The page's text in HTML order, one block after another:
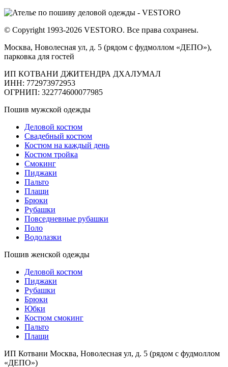
© Copyright 1993-2026 VESTORO. Все права сохранеы.
Москва, Новолесная ул, д. 5 (рядом с фудмоллом «ДЕПО»),
парковка для гостей
ИП КОТВАНИ ДЖИТЕНДРА ДХАЛУМАЛ
ИНН: 772973972953
ОГРНИП: 322774600077985
Пошив мужской одежды
Деловой костюм
Свадебный костюм
Костюм на каждый день
Костюм тройка
Смокинг
Пиджаки
Пальто
Плащи
Брюки
Рубашки
Повседневные рубашки
Поло
Водолазки
Пошив женской одежды
Деловой костюм
Пиджаки
Рубашки
Брюки
Юбки
Костюм смокинг
Пальто
Плащи
ИП Котвани Москва, Новолесная ул, д. 5 (рядом с фудмоллом
«ДЕПО»)